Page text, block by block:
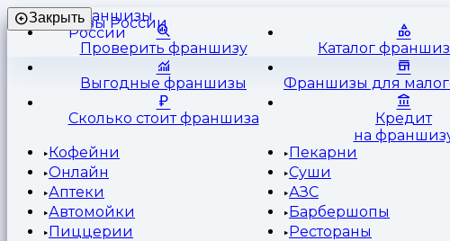
Франшизы
России
Закрыть
Проверить франшизу Каталог
Выгодные франшизы Франшизы для
Сколько стоит франшиза
Кредит
на
Кофейни
Пекарни
Онлайн
Суши
Аптеки
АЗС
Автомойки
Барбершопы
Пиццерии
Рестораны